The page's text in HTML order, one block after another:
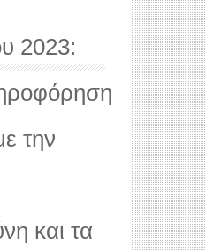
2023:
την
και τα